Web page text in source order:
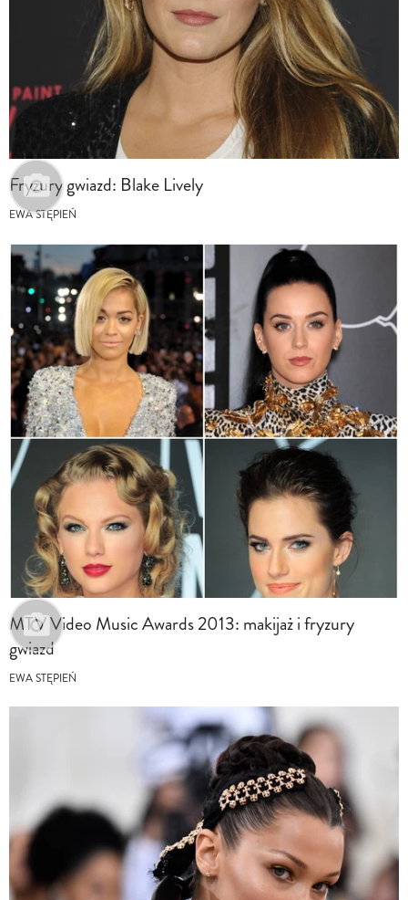
Fryzury gwiazd: Blake Lively
EWA STĘPIEŃ
MTV Video Music Awards 2013: makijaż i fryzury
gwiazd
EWA STĘPIEŃ